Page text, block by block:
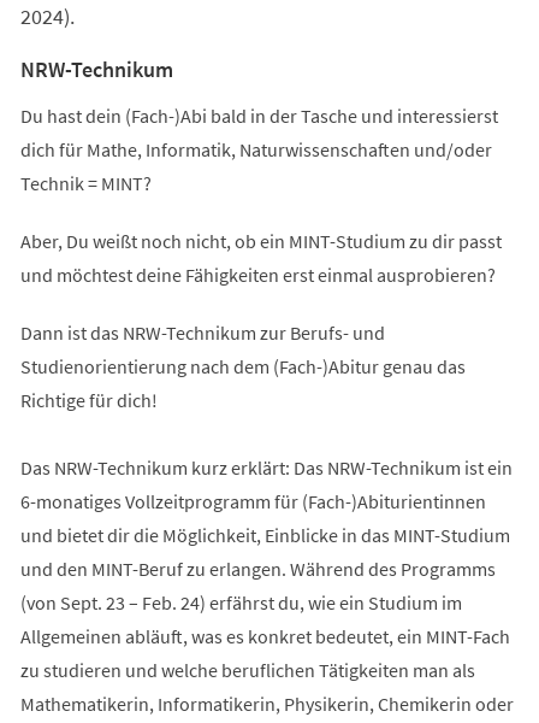
2024).
NRW-Technikum
Du hast dein (Fach-)Abi bald in der Tasche und interessierst
dich für Mathe, Informatik, Naturwissenschaften und/oder
Technik = MINT?
Aber, Du weißt noch nicht, ob ein MINT-Studium zu dir passt
und möchtest deine Fähigkeiten erst einmal ausprobieren?
Dann ist das NRW-Technikum zur Berufs- und
Studienorientierung nach dem (Fach-)Abitur genau das
Richtige für dich!
Das NRW-Technikum kurz erklärt: Das NRW-Technikum ist ein
6-monatiges Vollzeitprogramm für (Fach-)Abiturientinnen
und bietet dir die Möglichkeit, Einblicke in das MINT-Studium
und den MINT-Beruf zu erlangen. Während des Programms
(von Sept. 23 – Feb. 24) erfährst du, wie ein Studium im
Allgemeinen abläuft, was es konkret bedeutet, ein MINT-Fach
zu studieren und welche beruflichen Tätigkeiten man als
Mathematikerin, Informatikerin, Physikerin, Chemikerin oder